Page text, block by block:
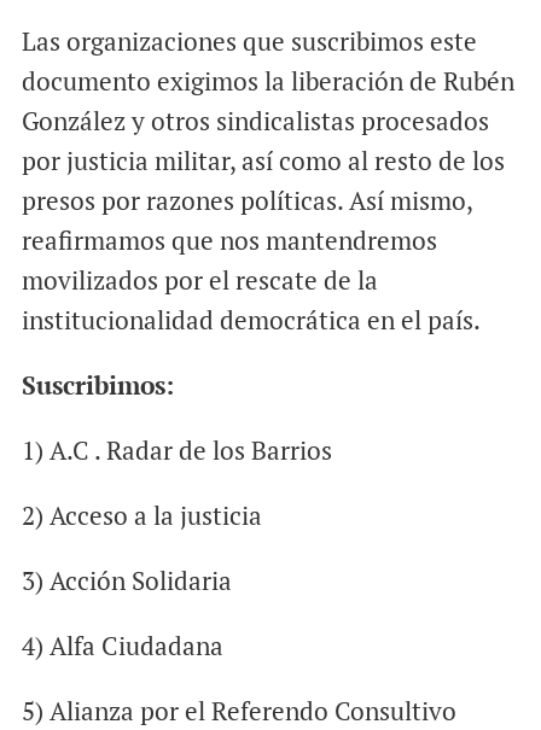
Las organizaciones que suscribimos este
documento exigimos la liberación de Rubén
González y otros sindicalistas procesados
por justicia militar, así como al resto de los
presos por razones políticas. Así mismo,
reafirmamos que nos mantendremos
movilizados por el rescate de la
institucionalidad democrática en el país.
Suscribimos:
1) A.C . Radar de los Barrios
2) Acceso a la justicia
3) Acción Solidaria
4) Alfa Ciudadana
5) Alianza por el Referendo Consultivo